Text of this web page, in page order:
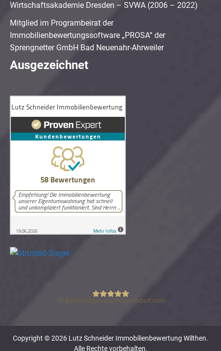
Wirtschaftsakademie Dresden – SVWA (2006 – 2022)
Mitglied im Programbeirat der
Immobilienbewertungssoftware „PROSA“ der
Sprengnetter GmbH Bad Neuenahr-Ahrweiler
Ausgezeichnet
Lutz Schneider Immobilienbewertung
58 Bewertungen auf ProvenExpert.com
Copyright © 2026 Lutz Schneider Immobilienbewertung Wilthen.
Alle Rechte vorbehalten.